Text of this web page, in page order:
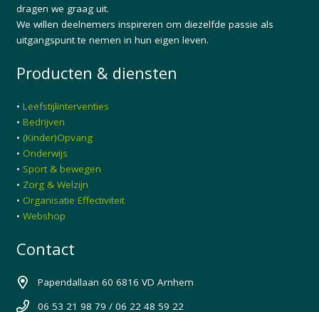
dragen we graag uit.
We willen deelnemers inspireren om diezelfde passie als
uitgangspunt te nemen in hun eigen leven.
Producten & diensten
• Leefstijlinterventies
• Bedrijven
• (Kinder)Opvang
• Onderwijs
• Sport & bewegen
• Zorg & Welzijn
• Organisatie Effectiviteit
• Webshop
Contact
Papendallaan 60 6816 VD Arnhem
06 53 21 98 79 / 06 22 48 59 22